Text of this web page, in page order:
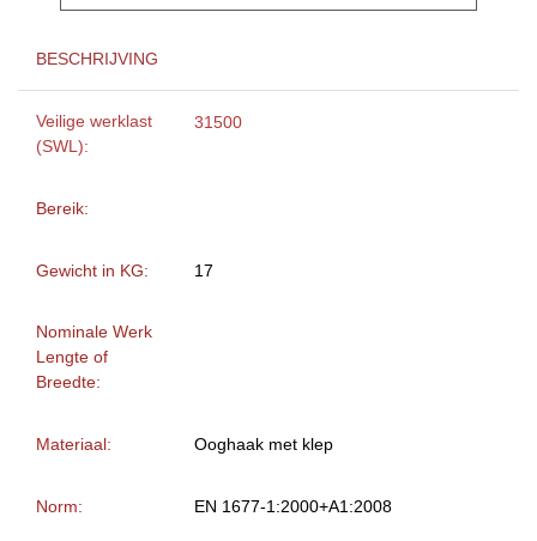
BESCHRIJVING
Veilige werklast
(SWL):
31500
Bereik:
Gewicht in KG: 17
Nominale Werk
Lengte of
Breedte:
Materiaal: Ooghaak met klep
Norm: EN 1677-1:2000+A1:2008